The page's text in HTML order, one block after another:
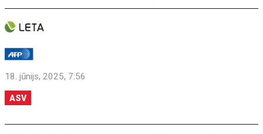
18. jūnijs, 2025, 7:56
ASV